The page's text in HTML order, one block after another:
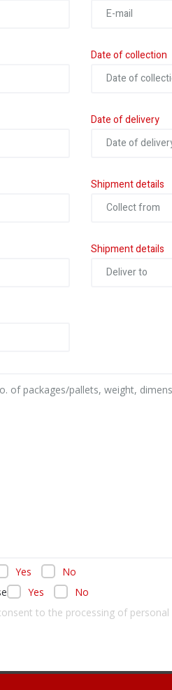
Date of collection
Date of delivery
Shipment details
Shipment details
Yes
No
Yes
No
to the processing of personal